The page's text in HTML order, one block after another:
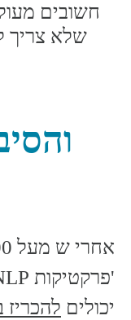
שלא צריך
יכולים להכריז